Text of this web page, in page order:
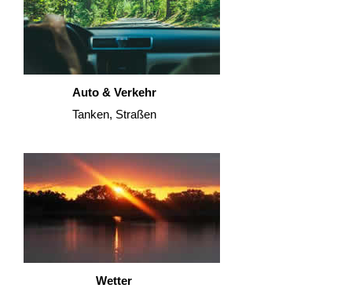
Auto & Verkehr
Tanken, Straßen
Wetter